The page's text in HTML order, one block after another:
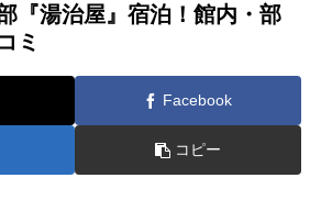
『湯治屋』宿泊！館内・部
ミ
Facebook
コピー